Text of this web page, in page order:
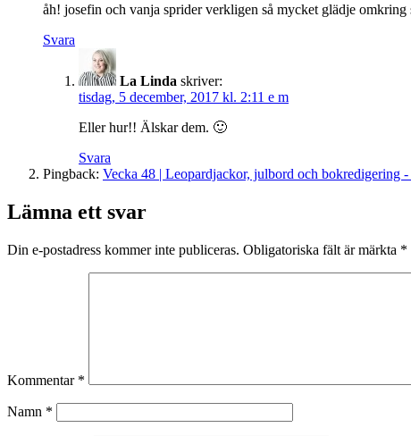
åh! josefin och vanja sprider verkligen så mycket glädje omkring
Svara
La Linda skriver:
tisdag, 5 december, 2017 kl. 2:11 e m
Eller hur!! Älskar dem. 🙂
Svara
Pingback: Vecka 48 | Leopardjackor, julbord och bokredigering
Lämna ett svar
Din e-postadress kommer inte publiceras. Obligatoriska fält är märkta *
Kommentar *
Namn *